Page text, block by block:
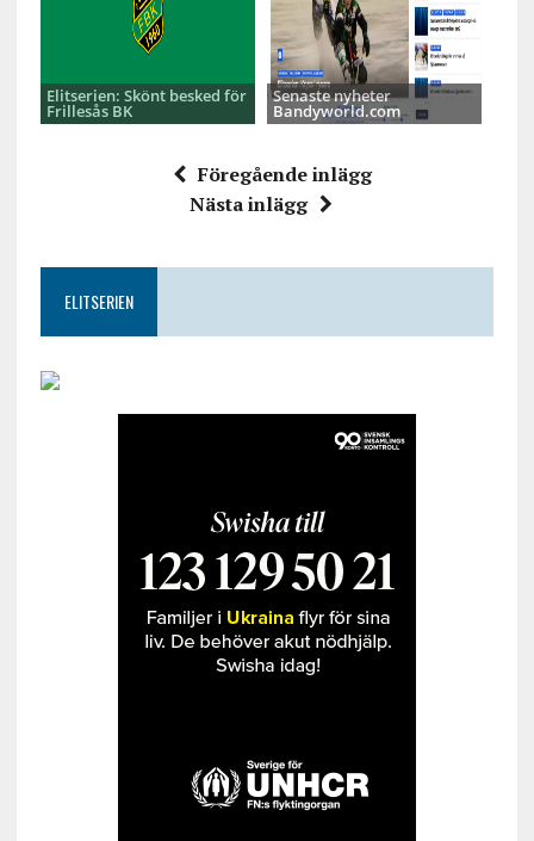
Elitserien: Skönt besked för
Frillesås BK
Senaste nyheter
Bandyworld.com
Föregående inlägg
Nästa inlägg
ELITSERIEN